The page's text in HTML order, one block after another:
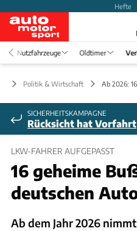
Hefte
Nutzfahrzeuge Oldtimer
Politik & Wirtschaft Ab 2026:
SICHERHEITSKAMPAGNE
Rücksicht hat Vorfahrt
LKW-FAHRER AUFGEPASST
16 geheime
deutschen
Ab dem Jahr 2026